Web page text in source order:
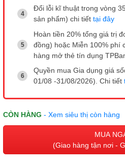
Đổi lỗi kĩ thuật trong vòng
sản phẩm) chi tiết tại đây
Hoàn tiền 20% tổng giá trị
đồng) hoặc Miễn 100% phí
hàng mở thẻ tín dụng
Quyền mua Gia dụng giá
01/08 -31/08/2026). Chi tiết
CÒN HÀNG - Xem siêu thị còn hàng
MUA
(Giao hàng tận nơi -